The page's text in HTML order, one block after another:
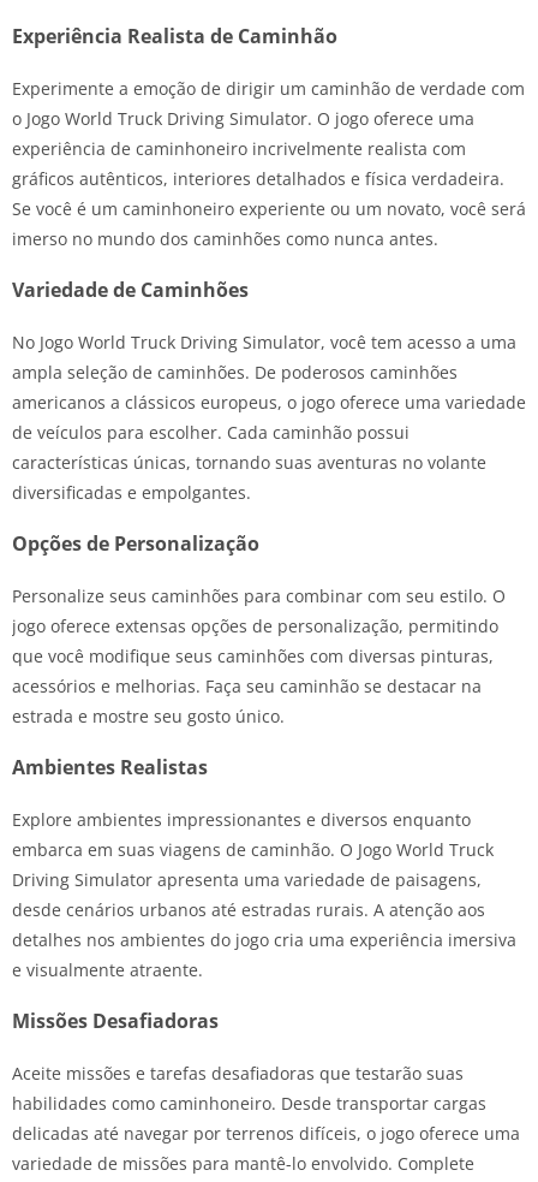
Experiência Realista de Caminhão
Experimente a emoção de dirigir um caminhão de verdade com
o Jogo World Truck Driving Simulator. O jogo oferece uma
experiência de caminhoneiro incrivelmente realista com
gráficos autênticos, interiores detalhados e física verdadeira.
Se você é um caminhoneiro experiente ou um novato, você será
imerso no mundo dos caminhões como nunca antes.
Variedade de Caminhões
No Jogo World Truck Driving Simulator, você tem acesso a uma
ampla seleção de caminhões. De poderosos caminhões
americanos a clássicos europeus, o jogo oferece uma variedade
de veículos para escolher. Cada caminhão possui
características únicas, tornando suas aventuras no volante
diversificadas e empolgantes.
Opções de Personalização
Personalize seus caminhões para combinar com seu estilo. O
jogo oferece extensas opções de personalização, permitindo
que você modifique seus caminhões com diversas pinturas,
acessórios e melhorias. Faça seu caminhão se destacar na
estrada e mostre seu gosto único.
Ambientes Realistas
Explore ambientes impressionantes e diversos enquanto
embarca em suas viagens de caminhão. O Jogo World Truck
Driving Simulator apresenta uma variedade de paisagens,
desde cenários urbanos até estradas rurais. A atenção aos
detalhes nos ambientes do jogo cria uma experiência imersiva
e visualmente atraente.
Missões Desafiadoras
Aceite missões e tarefas desafiadoras que testarão suas
habilidades como caminhoneiro. Desde transportar cargas
delicadas até navegar por terrenos difíceis, o jogo oferece uma
variedade de missões para mantê-lo envolvido. Complete